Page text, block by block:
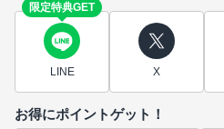
限定特典GET
LINE X
お得にポイントゲット！